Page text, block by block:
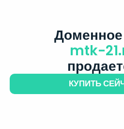
mtk-
КУПИТЬ